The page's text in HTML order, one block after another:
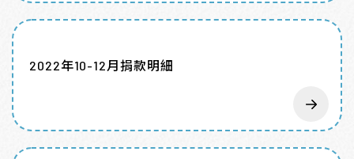
2022年10-12月捐款明細